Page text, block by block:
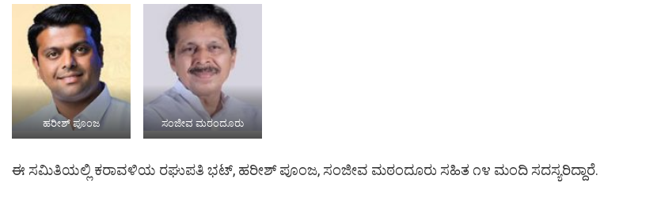
ಹರೀಶ್ ಪೂಂಜ ಸಂಜೀವ ಮಠಂದೂರು
ಈ ಸಮಿತಿಯಲ್ಲಿ ಕರಾವಳಿಯ ರಘುಪತಿ ಭಟ್, ಹರೀಶ್ ಪೂಂಜ, ಸಂಜೀವ ಮಠಂದೂರು ಸಹಿತ ೧೪ ಮಂದಿ ಸದಸ್ಯರಿದ್ದಾರೆ.